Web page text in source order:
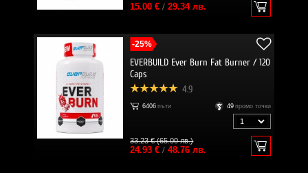
15.00 €/ 29.34 лв.
-25%
EVERBUILD Ever Burn Fat Burner / 120
Caps
4.9
6406 пъти 49 промо точки
33.23 € (65.00 лв.)
24.93 €/ 48.76 лв.